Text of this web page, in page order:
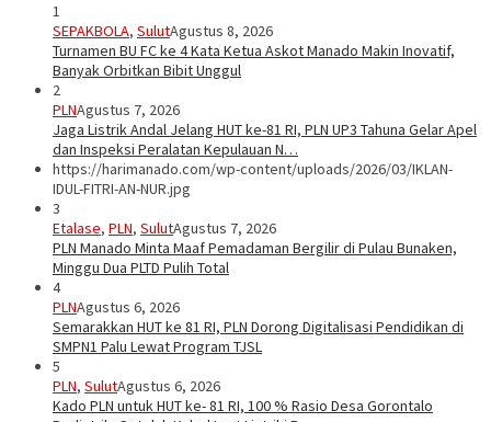
1
SEPAKBOLA, SulutAgustus 8, 2026
Turnamen BU FC ke 4 Kata Ketua Askot Manado Makin Inovatif,
Banyak Orbitkan Bibit Unggul
2
PLNAgustus 7, 2026
Jaga Listrik Andal Jelang HUT ke-81 RI, PLN UP3 Tahuna Gelar Apel
dan Inspeksi Peralatan Kepulauan N…
https://harimanado.com/wp-content/uploads/2026/03/IKLAN-
IDUL-FITRI-AN-NUR.jpg
3
Etalase, PLN, SulutAgustus 7, 2026
PLN Manado Minta Maaf Pemadaman Bergilir di Pulau Bunaken,
Minggu Dua PLTD Pulih Total
4
PLNAgustus 6, 2026
Semarakkan HUT ke 81 RI, PLN Dorong Digitalisasi Pendidikan di
SMPN1 Palu Lewat Program TJSL
5
PLN, SulutAgustus 6, 2026
Kado PLN untuk HUT ke- 81 RI, 100 % Rasio Desa Gorontalo